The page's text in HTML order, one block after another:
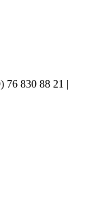
76 830 88 21 |